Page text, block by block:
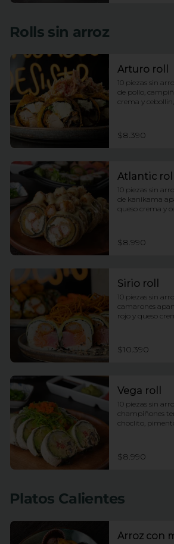
Rolls sin arroz
Arturo roll
10 piezas sin
de pollo,
crema y
$8.390
Atlantic roll
10 piezas sin
de kanikama
queso crema y
$8.990
Sirio roll
10 piezas sin
camarones
rojo y queso
$10.390
Vega roll
10 piezas sin
champiñones
choclito,
$8.990
Platos Calientes
Arroz con